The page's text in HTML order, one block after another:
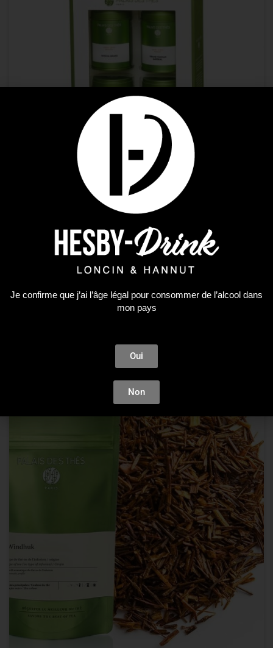
COFFRET AUX ORIGINES DU THE
29,90
LIRE LA SUITE
Je confirme que j’ai l’âge légal pour consommer de l’alcool dans
mon pays
Oui
Non